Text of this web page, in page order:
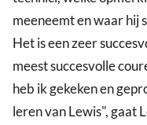
meeneemt en waar hij
Het is een zeer
meest succesvolle
heb ik gekeken en
leren van Lewis", gaat